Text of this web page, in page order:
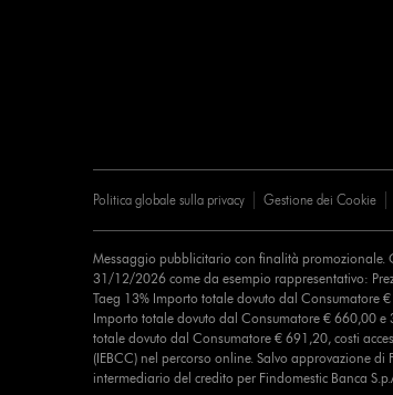
Politica globale sulla privacy Gestione dei Cookie
Messaggio pubblicitario con finalità
31/12/2026 come da esempio rappresentativo:
Taeg 13% Importo totale dovuto dal Consumatore
Importo totale dovuto dal Consumatore € 660,00
totale dovuto dal Consumatore € 691,20, costi
(IEBCC) nel percorso online. Salvo approvazione
intermediario del credito per Findomestic Banca